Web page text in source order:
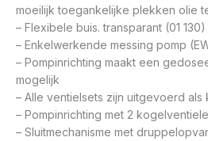
moeilijk toegankelijke plekken olie
– Flexibele buis. transparant (01 130)
– Enkelwerkende messing pomp
– Pompinrichting maakt een
mogelijk
– Alle ventielsets zijn uitgevoerd als
– Pompinrichting met 2
– Sluitmechanisme met